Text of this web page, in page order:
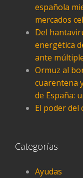
española
mercados
Del
energética
ante
Ormuz al
cuarentena
de España:
El poder del
Categorías
Ayudas